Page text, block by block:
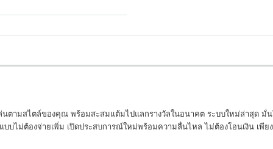
ล่นตามสไตล์ของคุณ พร้อมสะสมแต้มไปแลกรางวัลในอนาคต ระบบใหม่ล่าสุด
ไม่ต้องจ่ายเพิ่ม เปิดประสบการณ์ใหม่พร้อมความลื่นไหล ไม่ต้องโอนเงิน เพียง